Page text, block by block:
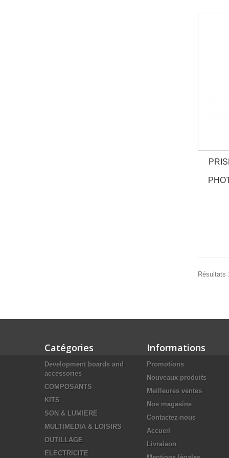
Résultats
Catégories
Development boards and
accessories
COMPOSANTS
KITS
SON & LUMIERE
MULTIMEDIA & LOISIRS
OUTILLAGE
ELECTRICITE
Informations
Promotions
Nouveaux produits
Meilleures ventes
Nos magasins
Contactez-nous
Accueil
Livraison